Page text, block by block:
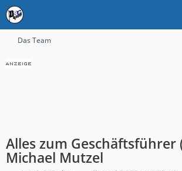
Das Team
Alles zum Geschäftsführer
Michael Mutzel